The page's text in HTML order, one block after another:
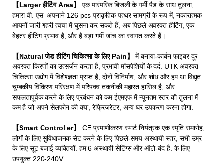
【Larger हीटिंग Area】 एक पारंपरिक बिजली के गर्मी पैड के साथ तुलना,
हमारा वी. एस. अपनाने 126 pcs प्राकृतिक पत्थर सामग्री के रूप में, नकारात्मक
आयनों जारी गहरी त्वचा में घुसना कर सकते हैं, अब पिछले अवरक्त हीटिंग, एक
बेहतर हीटिंग प्रभाव है, और है बड़ा गर्मी जांच का स्वागत करते हैं।
【Natural जेड हीटिंग चिकित्सा के लिए Pain】 में बनाया-कार्बन फाइबर दूर
अवरक्त किरणों का उत्सर्जन करता है, प्रभावी मांसपेशियों के दर्द. UTK अवरक्त
चिकित्सा उद्योग में विशेषज्ञता प्राप्त है, दोनों विनिर्माण, और शोध और हम था विद्युत
चुम्बकीय विकिरण परिरक्षण में परिपक्व तकनीकी महारत हासिल है, और
सफलतापूर्वक करने के लिए प्रबंधन को कम ईएमएफ में न्यूनतम स्तर की तुलना में
कम है जो अपने सेलफोन की क्या, रेफ्रिजरेटर, अन्य घर उपकरण करना होगा.
【Smart Controller】 CE प्रमाणीकरण स्मार्ट नियंत्रक एक स्मृति समारोह,
लोगों के लिए सुविधाजनक सेट करने के लिए पिछले-समय अस्थायी स्तर, सभी उम्र
के लिए सूट बजाई व्यक्तियों. हम 6 अस्थायी सेटिंग्स और ऑटो-बंद है. के लिए
उपयुक्त 220-240V